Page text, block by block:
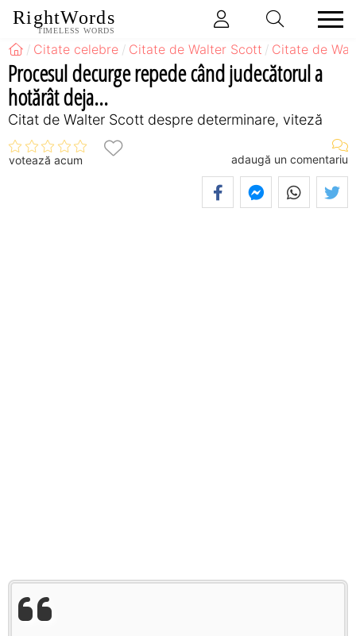
RightWords
TIMELESS WORDS
Citate celebre Citate de Walter Scott Citate de
Procesul decurge repede când judecătorul a
hotărât deja...
Citat de Walter Scott despre determinare, viteză
votează acum adaugă un comentariu